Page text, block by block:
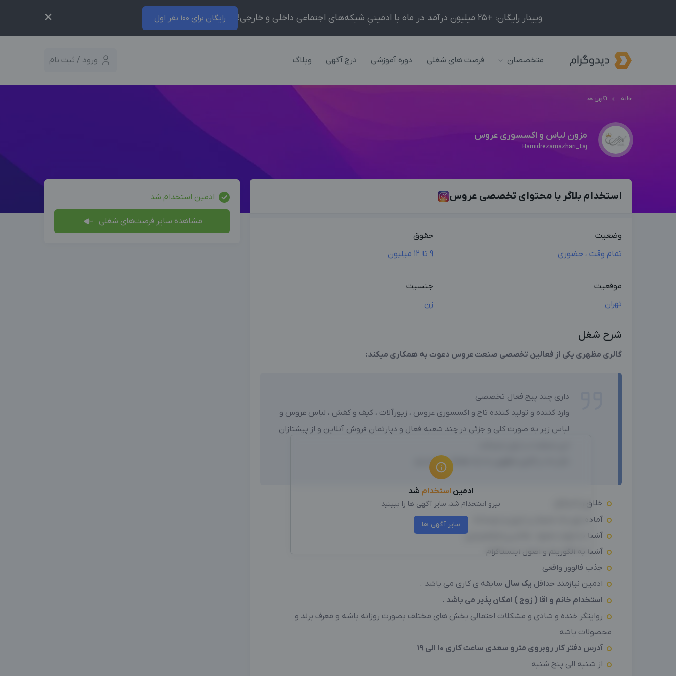
وبینار رایگان: +25 میلیون درآمد در ماه با ادمینیِ شبکه‌های اجتماعی داخلی و خارجی! رایگان برای 100 نفر اول ×
متخصصان فرصت های شغلی دوره آموزشی درج آگهی وبلاگ ورود / ثبت نام
خانه آگهی ها
مزون لباس و اکسسوری عروس
Hamidrezamazhari_taj
استخدام بلاگر با محتوای تخصصی عروس
وضعیت
تمام وقت ، حضوری
حقوق
9 تا 12 میلیون
موقعیت
تهران
جنسیت
زن
شرح شغل
گالری مظهری یکی از فعالین تخصصی صنعت عروس دعوت به همکاری میکند:
داری چند پیج فعال تخصصی
وارد کننده و تولید کننده تاج و اکسسوری عروس ، زیورآلات ، کیف و کفش ، لباس عروس و
لباس زیر به صورت کلی و جزئی در چند شعبه فعال و دپارتمان فروش آنلاین و از پیشتازان
حال ما در گالری مظهری به یک همکار نیازمندیم:
خلاق و کنجکاو
آماده برای یک محیط پر انرژی و دوستانه
آشنا به تولید محتوا ، عکاسی و فیلمبرداری
آشنا به الگوریتم و اصول اینستاگرام
جذب فالوور واقعی
ادمین نیازمند حداقل یک سال سابقه ی کاری می باشد .
استخدام خانم و اقا ( زوج ) امکان پذیر می باشد .
روایتگر خنده و شادی و مشکلات احتمالی بخش های مختلف بصورت روزانه باشه و معرف برند و
محصولات باشه
آدرس دفتر کار روبروی مترو سعدی ساعت کاری ۱۰ الی ۱۹
از شنبه الی پنج شنبه
ادمین استخدام شد
نیرو استخدام شد، سایر آگهی ها را ببینید
سایر آگهی ها
ادمین استخدام شد
مشاهده سایر فرصت‌های شغلی